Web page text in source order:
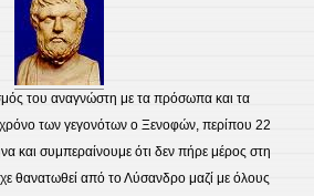
του αναγνώστη με τα πρόσωπα και τα
χρόνο των γεγονότων ο Ξενοφών, περίπου 22
και συμπεραίνουμε ότι δεν πήρε μέρος στη
θανατωθεί από το Λύσανδρο μαζί με όλους